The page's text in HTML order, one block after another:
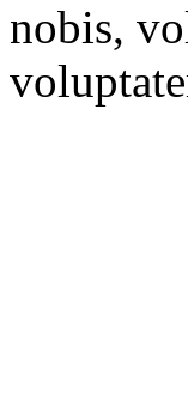
nobis,